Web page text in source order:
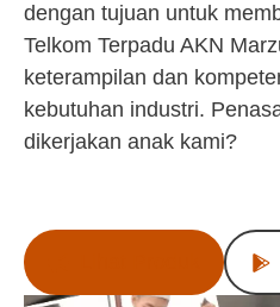
dengan tujuan untuk
Telkom Terpadu AKN
keterampilan dan
kebutuhan industri.
dikerjakan anak kami?